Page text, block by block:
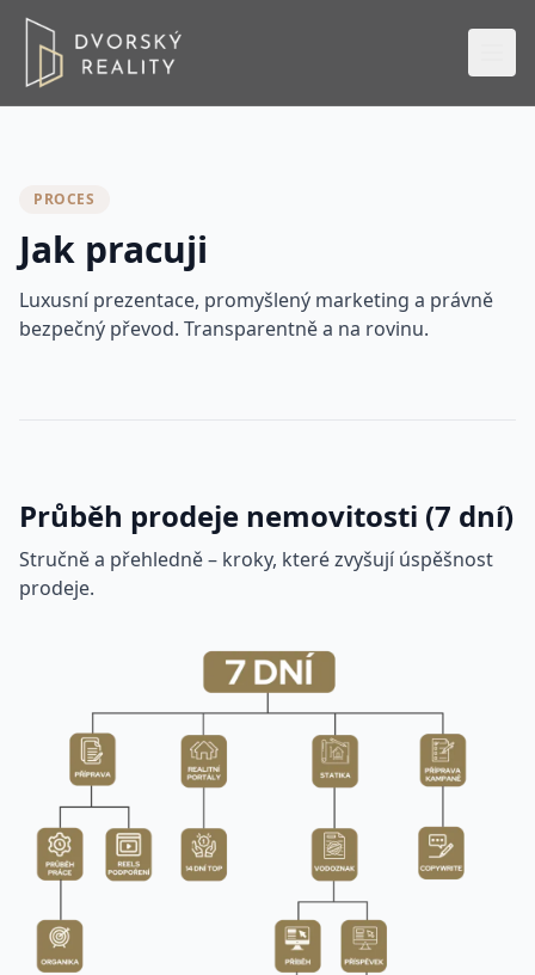
DVORSKÝ REALITY
PROCES
Jak pracuji
Luxusní prezentace, promyšlený marketing a právně
bezpečný převod. Transparentně a na rovinu.
Průběh prodeje nemovitosti (7 dní)
Stručně a přehledně – kroky, které zvyšují úspěšnost
prodeje.